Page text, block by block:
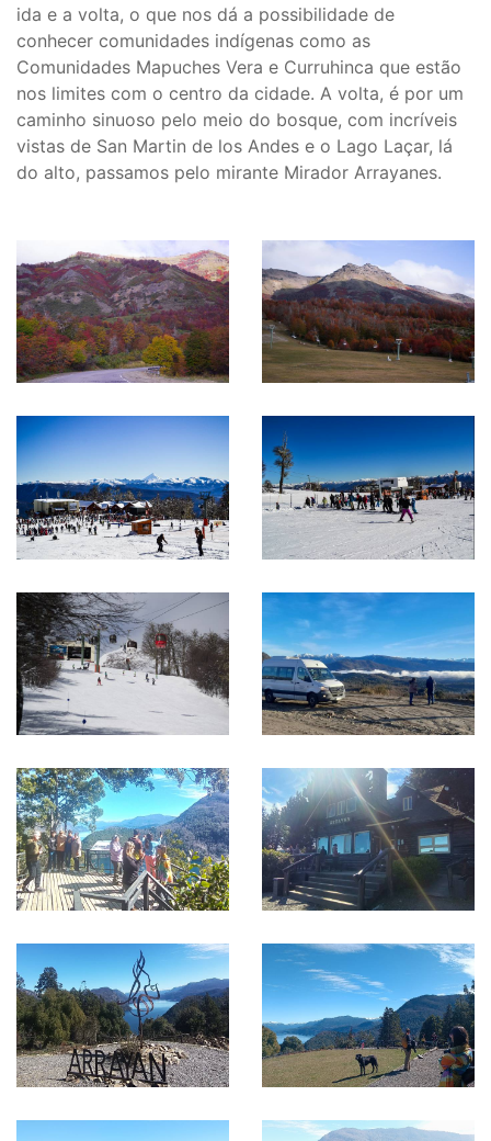
ida e a volta, o que nos dá a possibilidade de
conhecer comunidades indígenas como as
Comunidades Mapuches Vera e Curruhinca que estão
nos limites com o centro da cidade. A volta, é por um
caminho sinuoso pelo meio do bosque, com incríveis
vistas de San Martin de los Andes e o Lago Laçar, lá
do alto, passamos pelo mirante Mirador Arrayanes.